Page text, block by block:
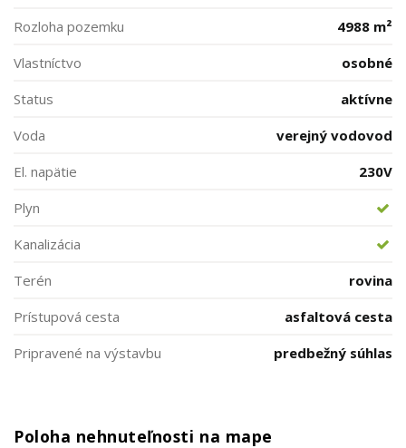
Rozloha pozemku
4988 m²
Vlastníctvo
osobné
Status
aktívne
Voda
verejný vodovod
El. napätie
230V
Plyn
Kanalizácia
Terén
rovina
Prístupová cesta
asfaltová cesta
Pripravené na výstavbu
predbežný súhlas
Poloha nehnuteľnosti na mape